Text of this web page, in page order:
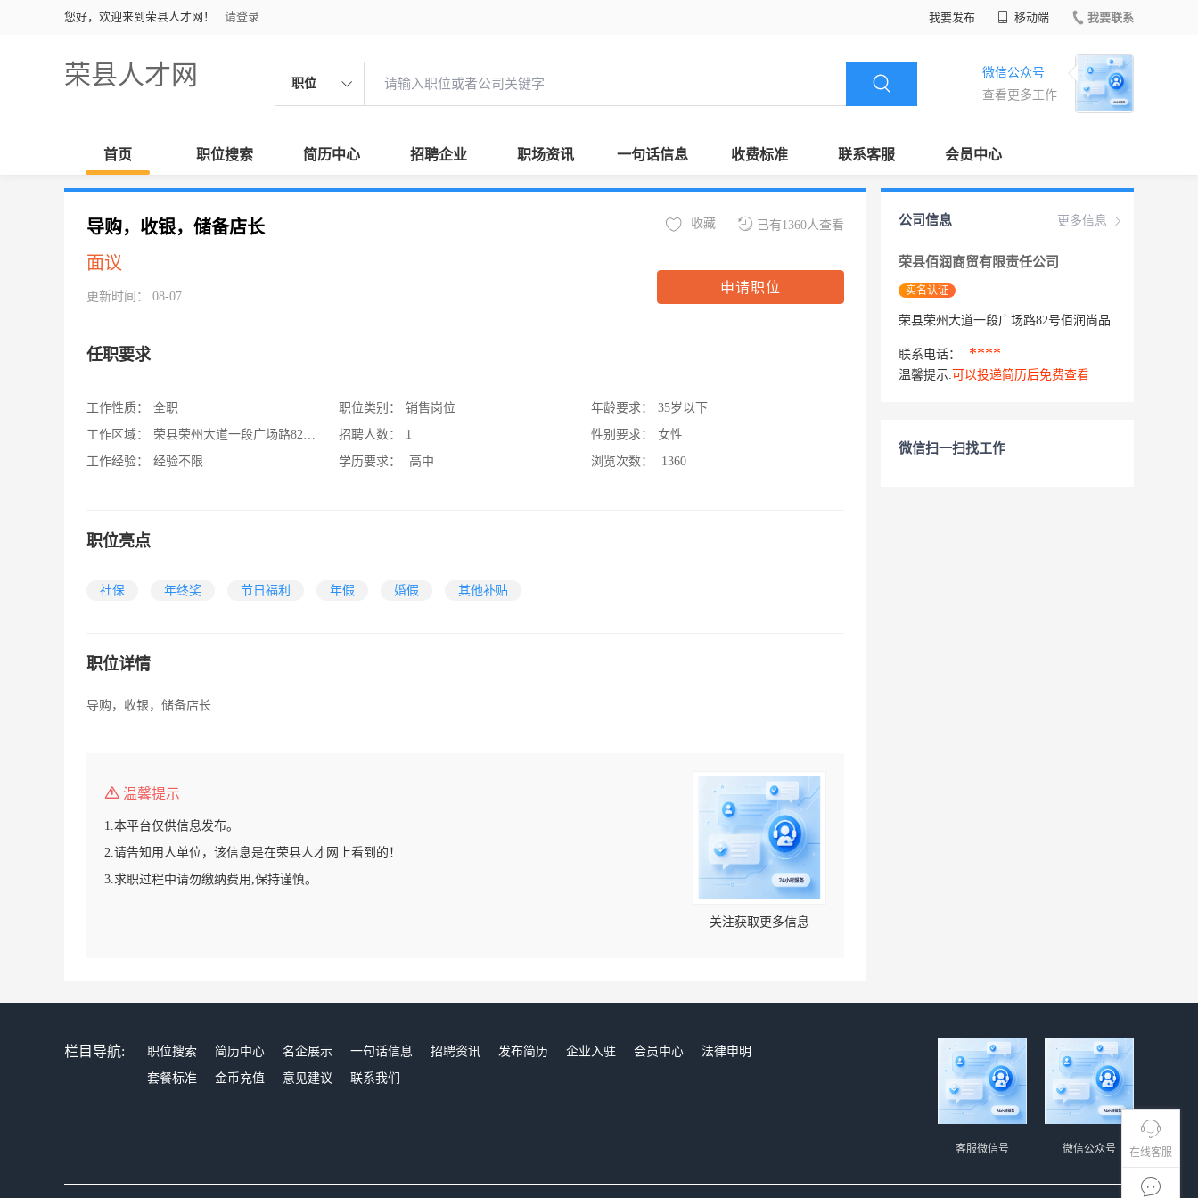
您好，欢迎来到荣县人才网！ 请登录 我要发布 移动端 我要联系
荣县人才网 职位
微信公众号
查看更多工作
首页 职位搜索 简历中心 招聘企业 职场资讯 一句话信息 收费标准 联系客服 会员中心
在线客服
导购，收银，储备店长
面议
更新时间： 08-07
已有1360人查看
收藏
申请职位
任职要求
工作性质：
全职
工作区域：
荣县荣州大道一段广场路82号佰润尚品
工作经验：
经验不限
职位类别：
销售岗位
招聘人数：
1
学历要求：
高中
年龄要求：
35岁以下
性别要求：
女性
浏览次数：
1360
职位亮点
社保 年终奖 节日福利 年假 婚假 其他补贴
职位详情
导购，收银，储备店长
温馨提示
1.本平台仅供信息发布。
2.请告知用人单位，该信息是在荣县人才网上看到的！
3.求职过程中请勿缴纳费用,保持谨慎。
关注获取更多信息
更多信息
公司信息
荣县佰润商贸有限责任公司
实名认证
荣县荣州大道一段广场路82号佰润尚品
联系电话： ****
温馨提示: 可以投递简历后免费查看
微信扫一扫找工作
栏目导航: 职位搜索 简历中心 名企展示 一句话信息 招聘资讯 发布简历 企业入驻 会员中心
法律申明
套餐标准
金币充值 意见建议 联系我们
微信公众号
客服微信号